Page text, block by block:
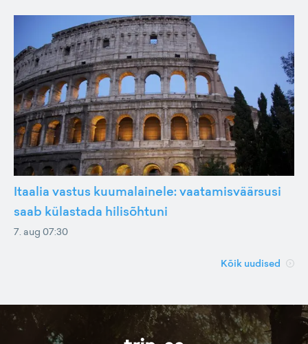
Itaalia vastus kuumalainele: vaatamisväärsusi
saab külastada hilisõhtuni
7. aug 07:30
Kõik uudised